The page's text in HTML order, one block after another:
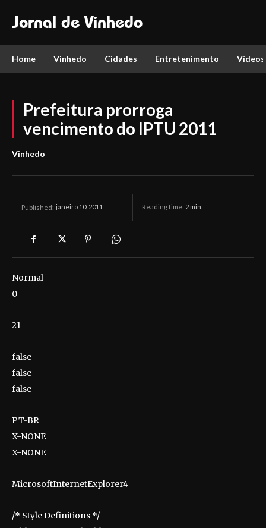
Jornal de Vinhedo
Home Vinhedo Cidades Entretenimento Vídeos
Prefeitura prorroga
vencimento do IPTU 2011
Vinhedo
Published: janeiro 10, 2011 Reading time: 2 min.
Normal
0
21
false
false
false
PT-BR
X-NONE
X-NONE
MicrosoftInternetExplorer4
/* Style Definitions */